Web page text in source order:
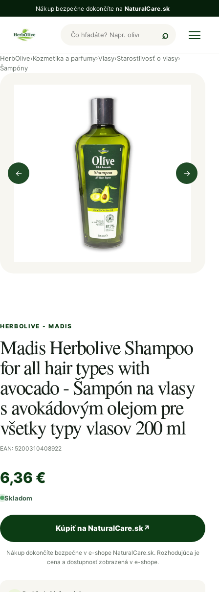
Nákup bezpečne dokončíte na NaturalCare.sk
Hľadať produkty HerbOlive
HerbOlive›Kozmetika a parfumy›Vlasy›Starostlivosť o vlasy›
Šampóny
←
Predchádzajúci obrázok
→
HERBOLIVE - MADIS
Madis Herbolive Shampoo
for all hair types with
avocado - Šampón na vlasy
s avokádovým olejom pre
všetky typy vlasov 200 ml
EAN: 5200310408922
6,36 €
Skladom
Kúpiť na NaturalCare.sk↗
Nákup dokončíte bezpečne v e-shope NaturalCare.sk. Rozhodujúca je
cena a dostupnosť zobrazená v e-shope.